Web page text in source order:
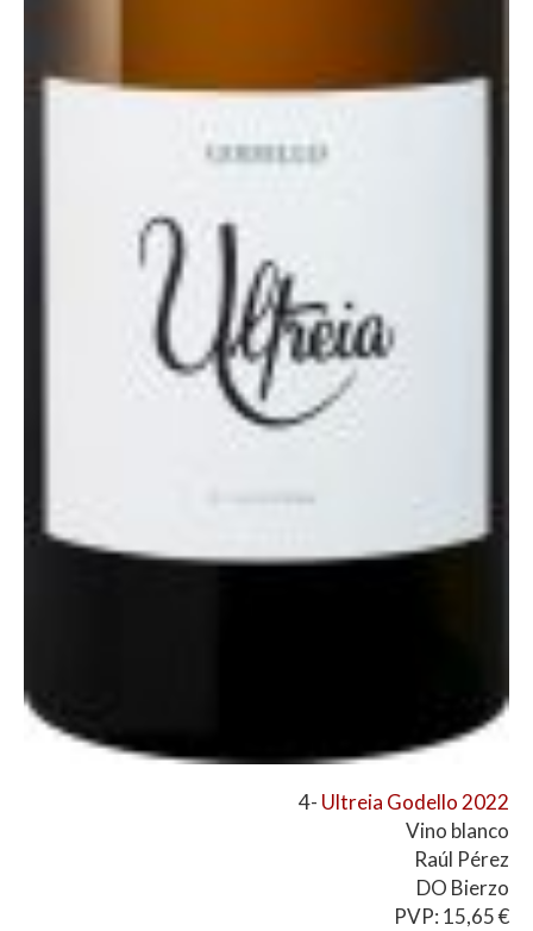
4- Ultreia Godello 2022
Vino blanco
Raúl Pérez
DO Bierzo
PVP: 15,65 €